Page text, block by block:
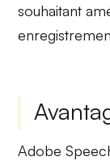
souhaitant
Adobe